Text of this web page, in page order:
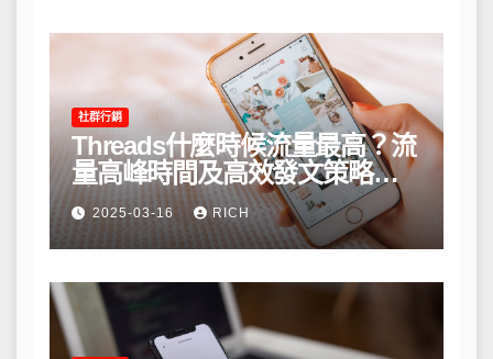
社群行銷
Threads什麼時候流量最高？流
量高峰時間及高效發文策略攻
略2025-03-16 RICH